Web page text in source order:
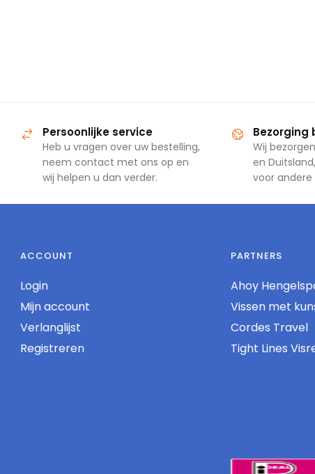
Persoonlijke service
Heb u vragen over uw bestelling,
neem contact met ons op en
wij helpen u dan verder.
Bezorging
Wij
en
voor andere
ACCOUNT
Login
Mijn account
Verlanglijst
Registreren
PARTNERS
Ahoy
Vissen met
Cordes Travel
Tight Lines